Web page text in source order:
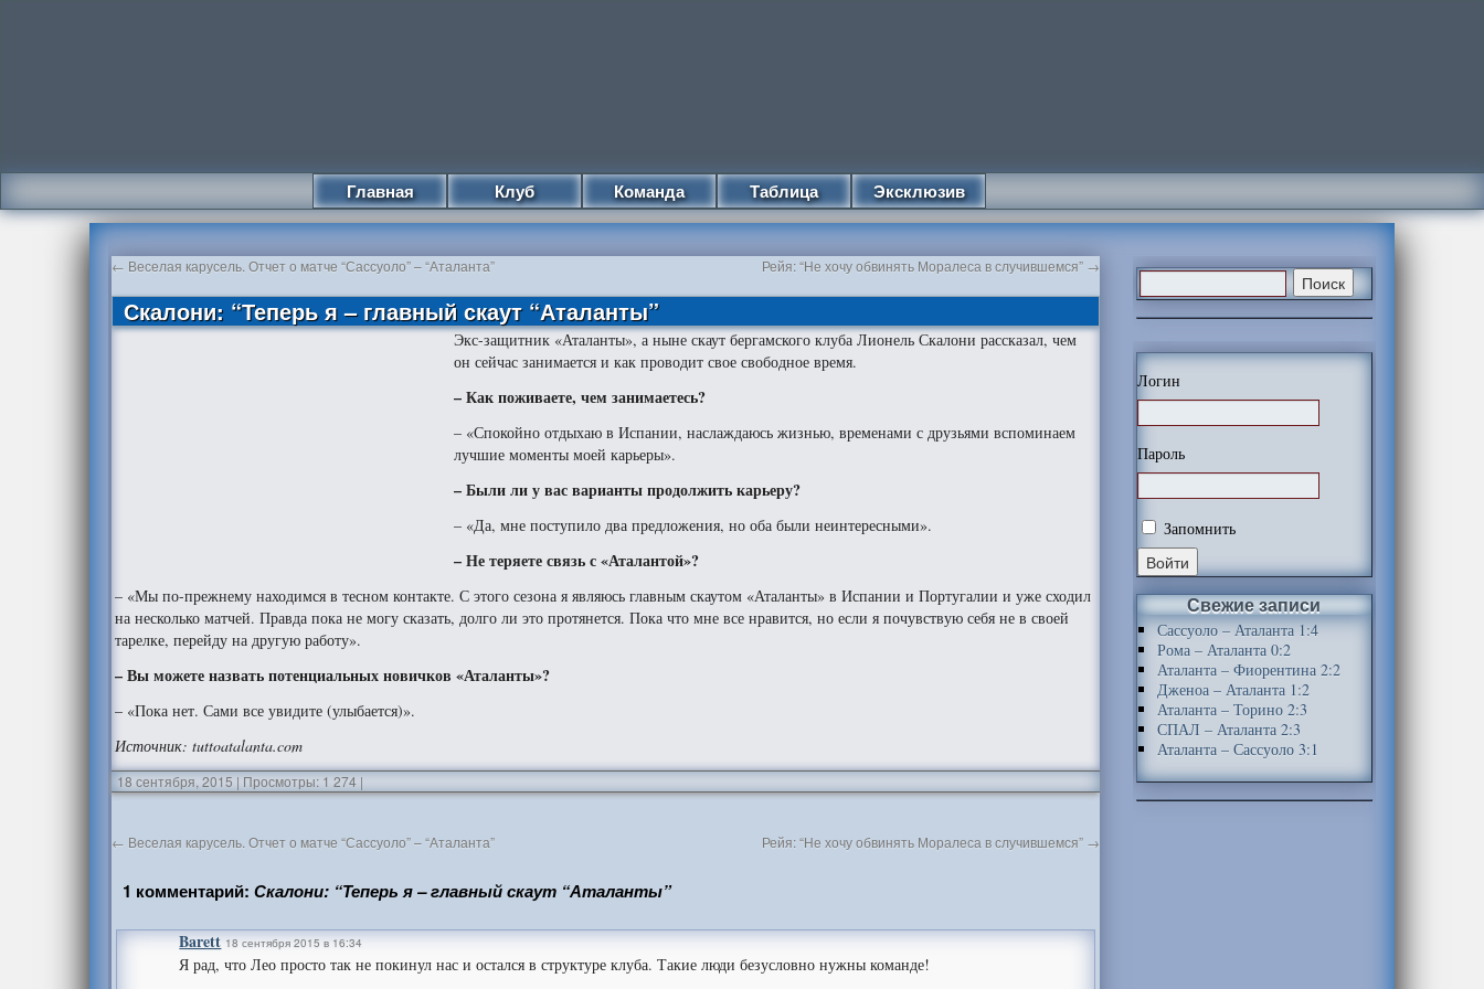
Главная Клуб Команда Таблица Эксклюзив
← Веселая карусель. Отчет о матче “Сассуоло” – “Аталанта” Рейя: “Не хочу обвинять Моралеса в случившемся” →
Скалони: “Теперь я – главный скаут “Аталанты”
Экс-защитник «Аталанты», а ныне скаут бергамского клуба Лионель Скалони рассказал, чем
он сейчас занимается и как проводит свое свободное время.
– Как поживаете, чем занимаетесь?
– «Спокойно отдыхаю в Испании, наслаждаюсь жизнью, временами с друзьями вспоминаем
лучшие моменты моей карьеры».
– Были ли у вас варианты продолжить карьеру?
– «Да, мне поступило два предложения, но оба были неинтересными».
– Не теряете связь с «Аталантой»?
– «Мы по-прежнему находимся в тесном контакте. С этого сезона я являюсь главным скаутом «Аталанты» в Испании и Португалии и уже сходил
на несколько матчей. Правда пока не могу сказать, долго ли это протянется. Пока что мне все нравится, но если я почувствую себя не в своей
тарелке, перейду на другую работу».
– Вы можете назвать потенциальных новичков «Аталанты»?
– «Пока нет. Сами все увидите (улыбается)».
Источник: tuttoatalanta.com
18 сентября, 2015 | Просмотры: 1 274 |
← Веселая карусель. Отчет о матче “Сассуоло” – “Аталанта” Рейя: “Не хочу обвинять Моралеса в случившемся” →
1 комментарий:Скалони: “Теперь я – главный скаут “Аталанты”
Barett 18 сентября 2015 в 16:34
Я рад, что Лео просто так не покинул нас и остался в структуре клуба. Такие люди безусловно нужны команде!
Логин
Пароль
Запомнить
Свежие записи
Сассуоло – Аталанта 1:4
Рома – Аталанта 0:2
Аталанта – Фиорентина 2:2
Дженоа – Аталанта 1:2
Аталанта – Торино 2:3
СПАЛ – Аталанта 2:3
Аталанта – Сассуоло 3:1